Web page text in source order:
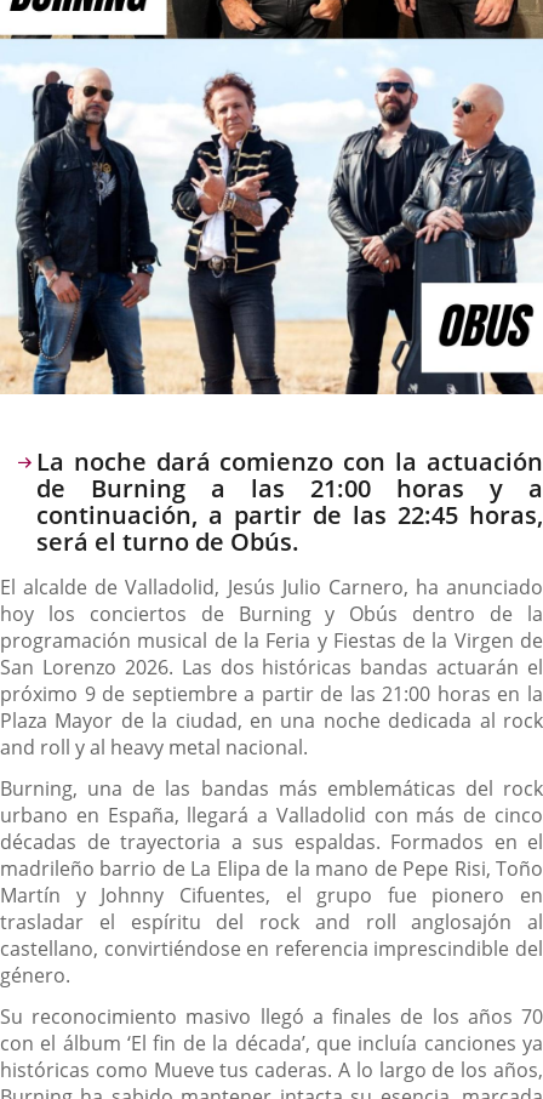
Descripción
La noche dará comienzo con la actuación
de Burning a las 21:00 horas y a
continuación, a partir de las 22:45 horas,
será el turno de Obús.
El alcalde de Valladolid, Jesús Julio Carnero, ha anunciado
hoy los conciertos de Burning y Obús dentro de la
programación musical de la Feria y Fiestas de la Virgen de
San Lorenzo 2026. Las dos históricas bandas actuarán el
próximo 9 de septiembre a partir de las 21:00 horas en la
Plaza Mayor de la ciudad, en una noche dedicada al rock
and roll y al heavy metal nacional.
Burning, una de las bandas más emblemáticas del rock
urbano en España, llegará a Valladolid con más de cinco
décadas de trayectoria a sus espaldas. Formados en el
madrileño barrio de La Elipa de la mano de Pepe Risi, Toño
Martín y Johnny Cifuentes, el grupo fue pionero en
trasladar el espíritu del rock and roll anglosajón al
castellano, convirtiéndose en referencia imprescindible del
género.
Su reconocimiento masivo llegó a finales de los años 70
con el álbum ‘El fin de la década’, que incluía canciones ya
históricas como Mueve tus caderas. A lo largo de los años,